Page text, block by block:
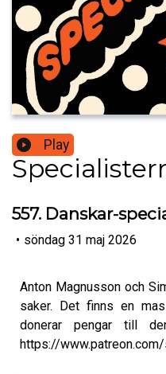
Play
557. Danskar-
• söndag 31 maj 2026
Anton Magnusson och
saker. Det finns en
donerar pengar till
https://